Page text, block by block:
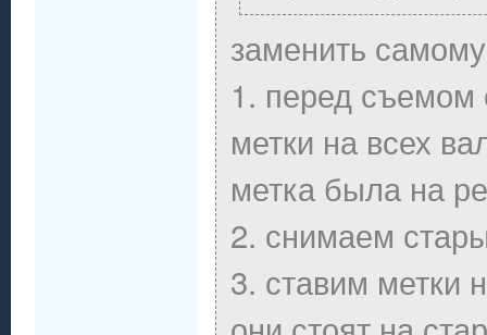
заменить
1. перед съемом
метки на всех
метка была на
2. снимаем
3. ставим метки